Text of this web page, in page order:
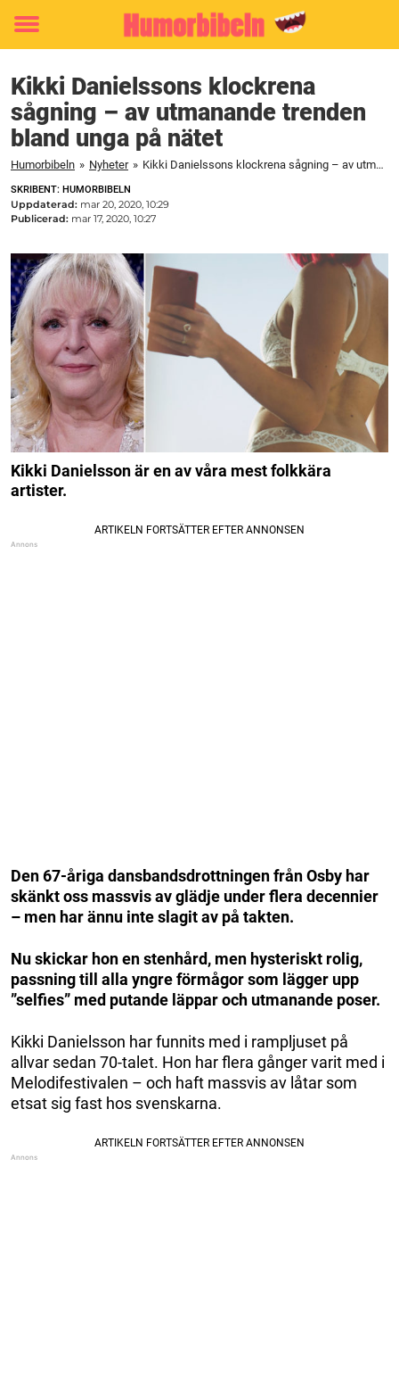
Toggle
Kikki Danielssons klockrena
sågning – av utmanande trenden
bland unga på nätet
Humorbibeln » Nyheter » Kikki Danielssons klockrena sågning – av utmanande trenden bland unga på nätet
SKRIBENT: HUMORBIBELN
Uppdaterad: mar 20, 2020, 10:29
Publicerad: mar 17, 2020, 10:27
Kikki Danielsson är en av våra mest folkkära
artister.
Den 67-åriga dansbandsdrottningen från Osby har
skänkt oss massvis av glädje under flera decennier
– men har ännu inte slagit av på takten.
Nu skickar hon en stenhård, men hysteriskt rolig,
passning till alla yngre förmågor som lägger upp
”selfies” med putande läppar och utmanande poser.
Kikki Danielsson har funnits med i rampljuset på
allvar sedan 70-talet. Hon har flera gånger varit med i
Melodifestivalen – och haft massvis av låtar som
etsat sig fast hos svenskarna.